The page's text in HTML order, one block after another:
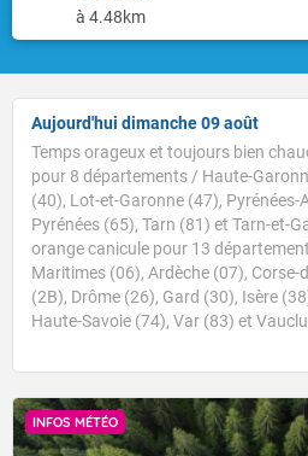
à 4.48km
Aujourd'hui dimanche 09 août
Temps orageux et toujours bien
pour 8 départements / Haute-
(40), Lot-et-Garonne (47),
Pyrénées (65), Tarn (81) et Tarn-et-
orange canicule pour 13
Maritimes (06), Ardèche (07), Corse-
(2B), Drôme (26), Gard (30), Isère
Haute-Savoie (74), Var (83) et
INFOS MÉTÉO